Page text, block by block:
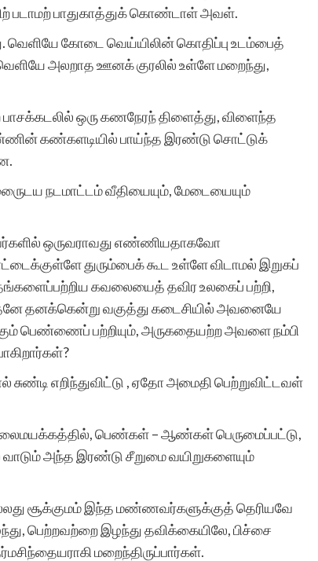
படாமற் பாதுகாத்துக் கொண்டாள் அவள்.
வெளியே கோடை வெய்யிலின் கொதிப்பு உடம்பைத்
அலறாத ஊனக் குரலில் உள்ளே மறைந்து,
பாசக்கடலில் ஒரு கணநேரந் திளைத்து, விளைந்த
கண்களடியில் பாய்ந்த இரண்டு சொட்டுக்
நடமாட்டம் வீதியையும், மேடையையும்
ஒருவராவது எண்ணியதாகவோ
துரும்பைக் கூட உள்ளே விடாமல் இறுகப்
கவலையைத் தவிர உலகைப் பற்றி,
தனக்கென்று வகுத்து கடைசியில் அவனையே
பெண்ணைப் பற்றியும், அருகதையற்ற அவளை நம்பி
எறிந்துவிட்டு , ஏதோ அமைதி பெற்றுவிட்டவள்
பெண்கள் – ஆண்கள் பெருமைப்பட்டு,
அந்த இரண்டு சீறுமை வயிறுகளையும்
சூக்குமம் இந்த மண்ணவர்களுக்குத் தெரியவே
பெற்றவற்றை இழந்து தவிக்கையிலே, பிச்சை
மறைந்திருப்பார்கள்.
this web site will grow
popular. your efforts is
precious. thanking you!